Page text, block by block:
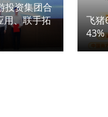
投资集团合
用、联手拓
飞猪
43%